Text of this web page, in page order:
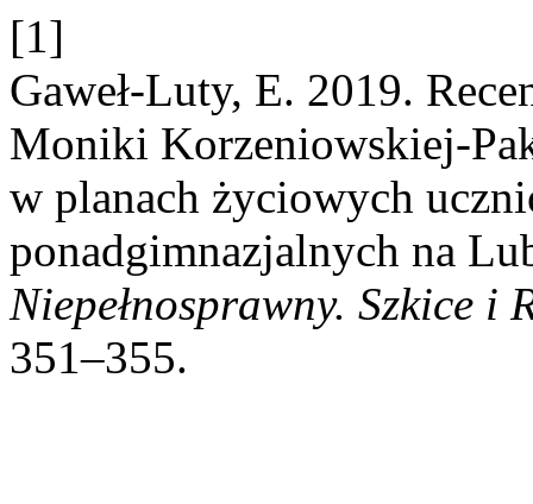
[1]
Gaweł-Luty, E. 2019.
Moniki Korzeniowskiej-
w planach życiowych
ponadgimnazjalnych na
Niepełnosprawny. Szkice i
351–355.